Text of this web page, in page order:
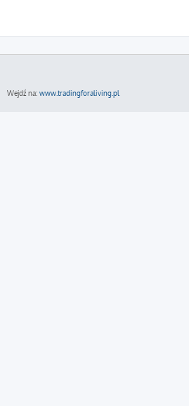
Wejdź na: www.tradingforaliving.pl